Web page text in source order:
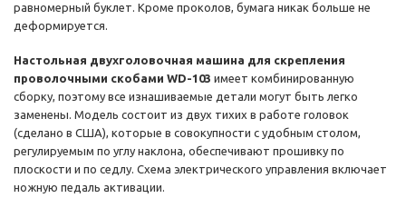
равномерный буклет. Кроме проколов, бумага никак больше не
деформируется.
Настольная двухголовочная машина для скрепления
проволочными скобами WD-103 имеет комбинированную
сборку, поэтому все изнашиваемые детали могут быть легко
заменены. Модель состоит из двух тихих в работе головок
(сделано в США), которые в совокупности с удобным столом,
регулируемым по углу наклона, обеспечивают прошивку по
плоскости и по седлу. Схема электрического управления включает
ножную педаль активации.